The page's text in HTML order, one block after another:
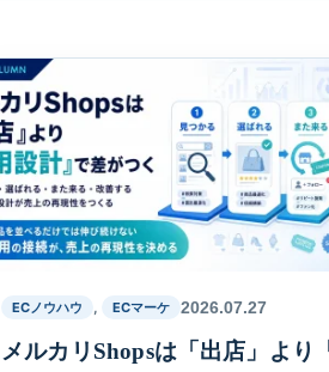
ECノウハウ , ECマーケ 2026.07.27
メルカリShopsは「出店」より